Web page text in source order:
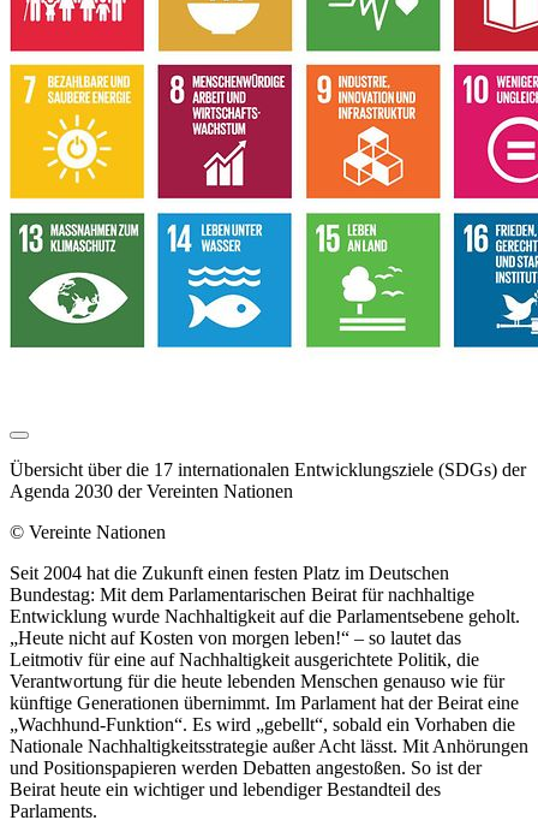
Übersicht über die 17 internationalen Entwicklungsziele (SDGs) der
Agenda 2030 der Vereinten Nationen
© Vereinte Nationen
Seit 2004 hat die Zukunft einen festen Platz im Deutschen
Bundestag: Mit dem Parlamentarischen Beirat für nachhaltige
Entwicklung wurde Nachhaltigkeit auf die Parlamentsebene geholt.
„Heute nicht auf Kosten von morgen leben!“ – so lautet das
Leitmotiv für eine auf Nachhaltigkeit ausgerichtete Politik, die
Verantwortung für die heute lebenden Menschen genauso wie für
künftige Generationen übernimmt. Im Parlament hat der Beirat eine
„Wachhund-Funktion“. Es wird „gebellt“, sobald ein Vorhaben die
Nationale Nachhaltigkeitsstrategie außer Acht lässt. Mit Anhörungen
und Positionspapieren werden Debatten angestoßen. So ist der
Beirat heute ein wichtiger und lebendiger Bestandteil des
Parlaments.